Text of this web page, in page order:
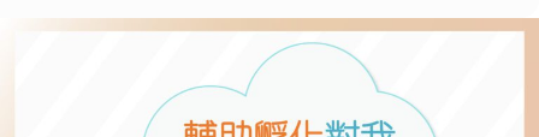
传媒报道
医疗设备